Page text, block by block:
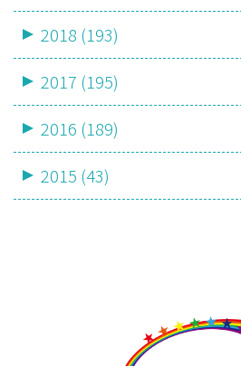
2018 (193)
2017 (195)
2016 (189)
2015 (43)